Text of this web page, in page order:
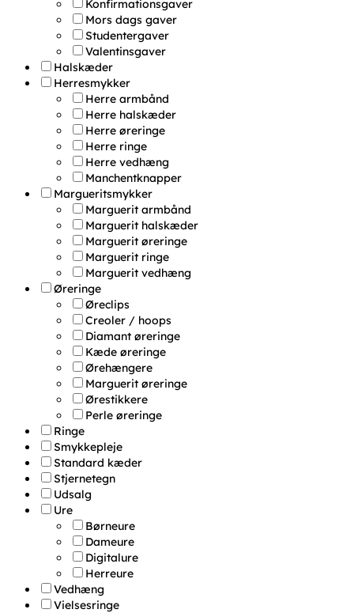
Konfirmationsgaver
Mors dags gaver
Studentergaver
Valentinsgaver
Halskæder
Herresmykker
Herre armbånd
Herre halskæder
Herre øreringe
Herre ringe
Herre vedhæng
Manchentknapper
Margueritsmykker
Marguerit armbånd
Marguerit halskæder
Marguerit øreringe
Marguerit ringe
Marguerit vedhæng
Øreringe
Øreclips
Creoler / hoops
Diamant øreringe
Kæde øreringe
Ørehængere
Marguerit øreringe
Ørestikkere
Perle øreringe
Ringe
Smykkepleje
Standard kæder
Stjernetegn
Udsalg
Ure
Børneure
Dameure
Digitalure
Herreure
Vedhæng
Vielsesringe